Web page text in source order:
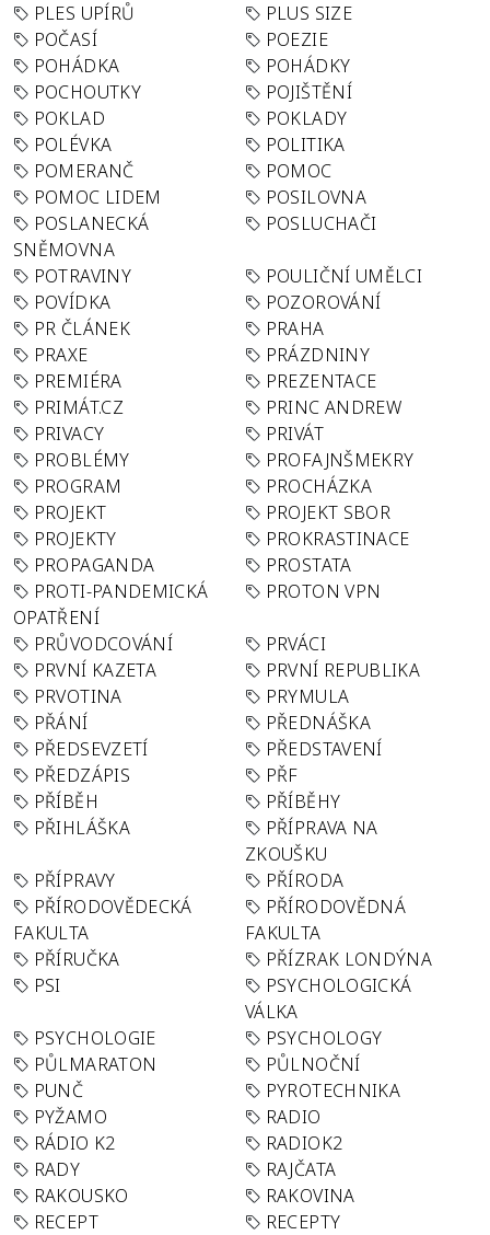
PLES UPÍRŮ
PLUS SIZE
POČASÍ
POEZIE
POHÁDKA
POHÁDKY
POCHOUTKY
POJIŠTĚNÍ
POKLAD
POKLADY
POLÉVKA
POLITIKA
POMERANČ
POMOC
POMOC LIDEM
POSILOVNA
POSLANECKÁ
SNĚMOVNA
POSLUCHAČI
POTRAVINY
POULIČNÍ UMĚLCI
POVÍDKA
POZOROVÁNÍ
PR ČLÁNEK
PRAHA
PRAXE
PRÁZDNINY
PREMIÉRA
PREZENTACE
PRIMÁT.CZ
PRINC ANDREW
PRIVACY
PRIVÁT
PROBLÉMY
PROFAJNŠMEKRY
PROGRAM
PROCHÁZKA
PROJEKT
PROJEKT SBOR
PROJEKTY
PROKRASTINACE
PROPAGANDA
PROSTATA
PROTI-PANDEMICKÁ
OPATŘENÍ
PROTON VPN
PRŮVODCOVÁNÍ
PRVÁCI
PRVNÍ KAZETA
PRVNÍ REPUBLIKA
PRVOTINA
PRYMULA
PŘÁNÍ
PŘEDNÁŠKA
PŘEDSEVZETÍ
PŘEDSTAVENÍ
PŘEDZÁPIS
PŘF
PŘÍBĚH
PŘÍBĚHY
PŘIHLÁŠKA
PŘÍPRAVA NA
ZKOUŠKU
PŘÍPRAVY
PŘÍRODA
PŘÍRODOVĚDECKÁ
FAKULTA
PŘÍRODOVĚDNÁ
FAKULTA
PŘÍRUČKA
PŘÍZRAK LONDÝNA
PSI
PSYCHOLOGICKÁ
VÁLKA
PSYCHOLOGIE
PSYCHOLOGY
PŮLMARATON
PŮLNOČNÍ
PUNČ
PYROTECHNIKA
PYŽAMO
RADIO
RÁDIO K2
RADIOK2
RADY
RAJČATA
RAKOUSKO
RAKOVINA
RECEPT
RECEPTY